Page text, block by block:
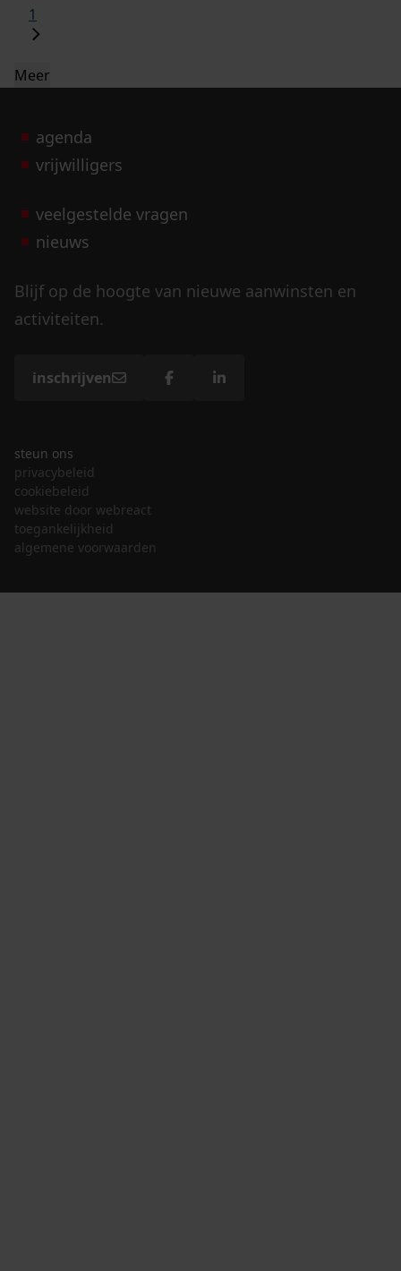
1
Meer
agenda
vrijwilligers
veelgestelde vragen
nieuws
Blijf op de hoogte van nieuwe aanwinsten en
activiteiten.
inschrijven
steun ons
privacybeleid
cookiebeleid
website door webreact
toegankelijkheid
algemene voorwaarden